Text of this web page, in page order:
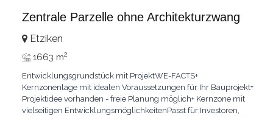
Zentrale Parzelle ohne Architekturzwang
Etziken
1663 m2
Entwicklungsgrundstück mit ProjektWE-FACTS+
Kernzonenlage mit idealen Voraussetzungen für Ihr Bauprojekt+
Projektidee vorhanden - freie Planung möglich+ Kernzone mit
vielseitigen EntwicklungsmöglichkeitenPasst für:Investoren,